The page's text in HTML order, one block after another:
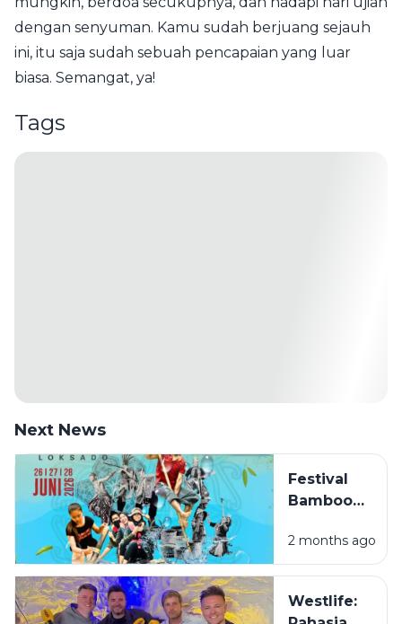
dengan senyuman. Kamu sudah berjuang sejauh
ini, itu saja sudah sebuah pencapaian yang luar
biasa. Semangat, ya!
Tags
Next News
Festival
Bamboo
Loksado
2026,
Menyusuri
2 months ago
Westlife: